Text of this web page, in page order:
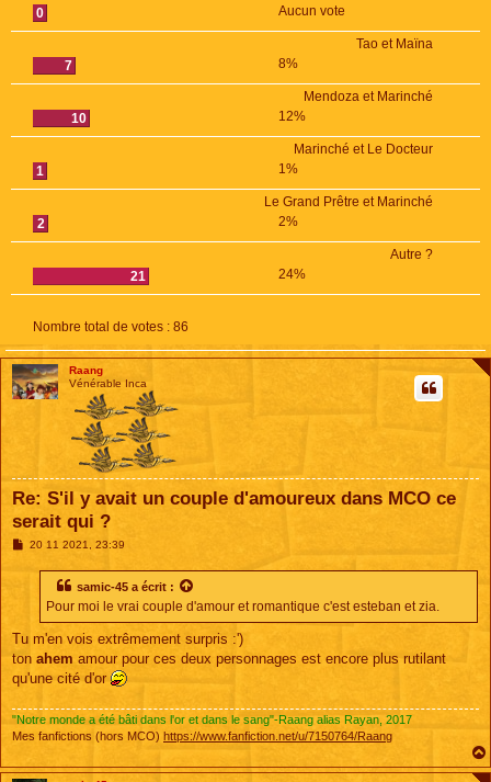
0
Aucun vote
Tao et Maïna
7
8%
Mendoza et Marinché
10
12%
Marinché et Le Docteur
1
1%
Le Grand Prêtre et Marinché
2
2%
Autre ?
21
24%
Nombre total de votes : 86
Raang
Vénérable Inca
Re: S'il y avait un couple d'amoureux dans MCO ce
serait qui ?
M20 11 2021, 23:39
samic-45 a écrit :
Pour moi le vrai couple d'amour et romantique c'est esteban et zia.
Tu m'en vois extrêmement surpris :')
ton ahem amour pour ces deux personnages est encore plus rutilant
qu'une cité d'or
"Notre monde a été bâti dans l'or et dans le sang"-Raang alias Rayan, 2017
Mes fanfictions (hors MCO) https://www.fanfiction.net/u/7150764/Raang